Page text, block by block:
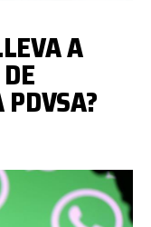
A
PDVSA?